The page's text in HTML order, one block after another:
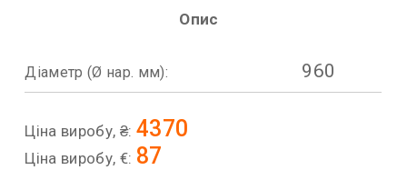
Опис
Діаметр (Ø нар. мм): 960
Ціна виробу, ₴: 4370
Ціна виробу, €: 87